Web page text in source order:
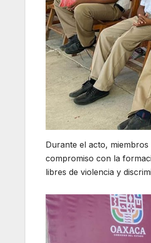
Durante el acto,
compromiso con la
libres de violencia y